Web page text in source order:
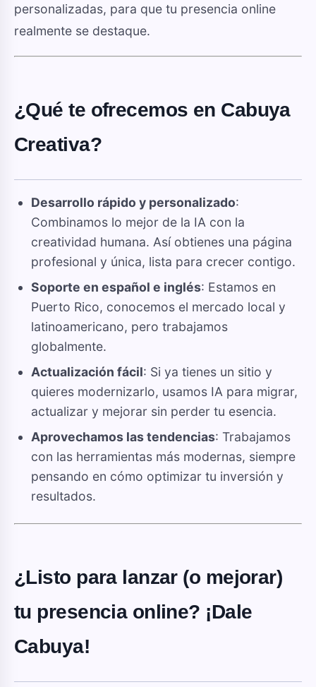
personalizadas, para que tu presencia online
realmente se destaque.
¿Qué te ofrecemos en Cabuya
Creativa?
Desarrollo rápido y personalizado:
Combinamos lo mejor de la IA con la
creatividad humana. Así obtienes una página
profesional y única, lista para crecer contigo.
Soporte en español e inglés: Estamos en
Puerto Rico, conocemos el mercado local y
latinoamericano, pero trabajamos
globalmente.
Actualización fácil: Si ya tienes un sitio y
quieres modernizarlo, usamos IA para migrar,
actualizar y mejorar sin perder tu esencia.
Aprovechamos las tendencias: Trabajamos
con las herramientas más modernas, siempre
pensando en cómo optimizar tu inversión y
resultados.
¿Listo para lanzar (o mejorar)
tu presencia online? ¡Dale
Cabuya!